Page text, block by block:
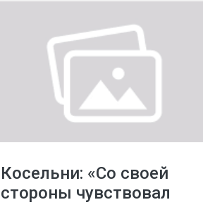
Косельни: «Cо своей
стороны чувствовал